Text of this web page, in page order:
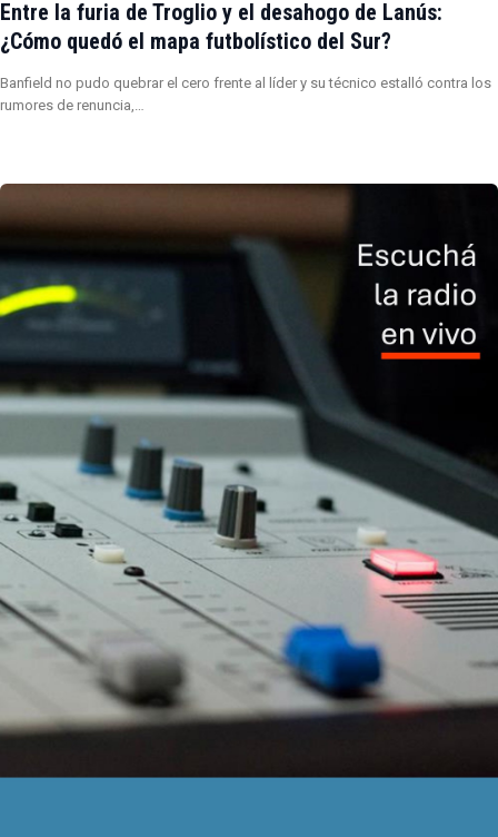
Entre la furia de Troglio y el desahogo de Lanús:
¿Cómo quedó el mapa futbolístico del Sur?
Banfield no pudo quebrar el cero frente al líder y su técnico estalló contra los
rumores de renuncia,…